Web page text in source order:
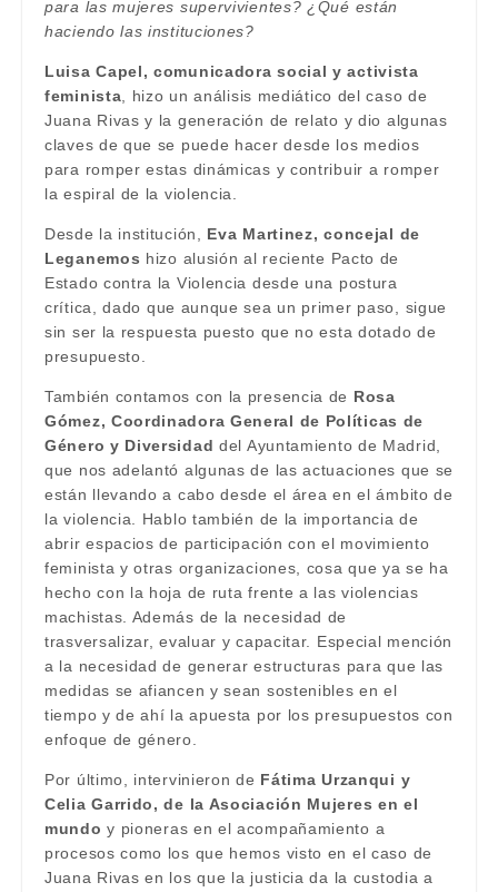
para las mujeres supervivientes? ¿Qué están
haciendo las instituciones?
Luisa Capel, comunicadora social y activista
feminista, hizo un análisis mediático del caso de
Juana Rivas y la generación de relato y dio algunas
claves de que se puede hacer desde los medios
para romper estas dinámicas y contribuir a romper
la espiral de la violencia.
Desde la institución, Eva Martinez, concejal de
Leganemos hizo alusión al reciente Pacto de
Estado contra la Violencia desde una postura
crítica, dado que aunque sea un primer paso, sigue
sin ser la respuesta puesto que no esta dotado de
presupuesto.
También contamos con la presencia de Rosa
Gómez, Coordinadora General de Políticas de
Género y Diversidad del Ayuntamiento de Madrid,
que nos adelantó algunas de las actuaciones que se
están llevando a cabo desde el área en el ámbito de
la violencia. Hablo también de la importancia de
abrir espacios de participación con el movimiento
feminista y otras organizaciones, cosa que ya se ha
hecho con la hoja de ruta frente a las violencias
machistas. Además de la necesidad de
trasversalizar, evaluar y capacitar. Especial mención
a la necesidad de generar estructuras para que las
medidas se afiancen y sean sostenibles en el
tiempo y de ahí la apuesta por los presupuestos con
enfoque de género.
Por último, intervinieron de Fátima Urzanqui y
Celia Garrido, de la Asociación Mujeres en el
mundo y pioneras en el acompañamiento a
procesos como los que hemos visto en el caso de
Juana Rivas en los que la justicia da la custodia a